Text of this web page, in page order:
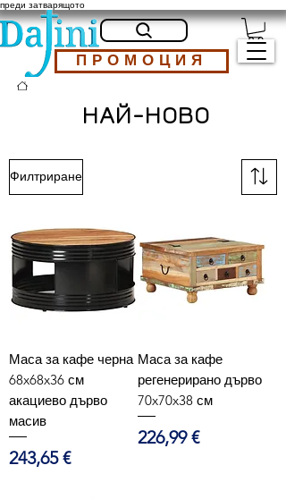
преди затварящото
ПРОМОЦИЯ
НАЙ-НОВО
Филтриране
Маса за кафе черна
68x68x36 см
акациево дърво
масив
Цена
243,65 €
Маса за кафе
регенерирано дърво
70x70x38 см
Цена
226,99 €